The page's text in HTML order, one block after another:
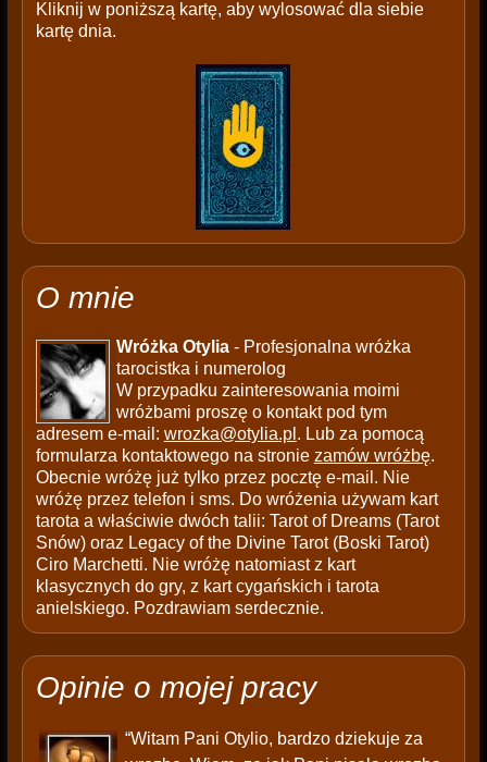
Kliknij w poniższą kartę, aby wylosować dla siebie
kartę dnia.
O mnie
Wróżka Otylia- Profesjonalna wróżka
tarocistka i numerolog
W przypadku zainteresowania moimi
wróżbami proszę o kontakt pod tym
adresem e-mail: wrozka@otylia.pl . Lub za pomocą
formularza kontaktowego na stronie zamów wróżbę.
Obecnie wróżę już tylko przez pocztę e-mail. Nie
wróżę przez telefon i sms. Do wróżenia używam kart
tarota a właściwie dwóch talii: Tarot of Dreams (Tarot
Snów) oraz Legacy of the Divine Tarot (Boski Tarot)
Ciro Marchetti. Nie wróżę natomiast z kart
klasycznych do gry, z kart cygańskich i tarota
anielskiego. Pozdrawiam serdecznie.
Opinie o mojej pracy
“Witam Pani Otylio, bardzo dziekuje za